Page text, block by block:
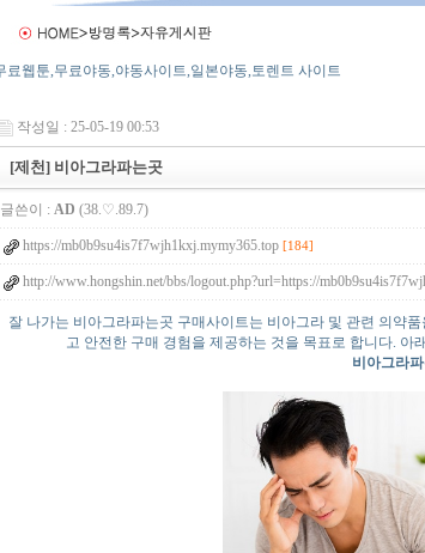
작성일 : 25-05-19 00:53
[제천] 비아그라파는곳
글쓴이 : AD (38.♡.89.7)
https://mb0b9su4is7f7wjh1kxj.mymy365.top [184]
http://www.hongshin.net/bbs/logout.php?url=https://
잘 나가는 비아그라파는곳 구매사이트는 비아그라 및 관련 의약
고 안전한 구매 경험을 제공하는 것을 목표로 합니다.
비아그라